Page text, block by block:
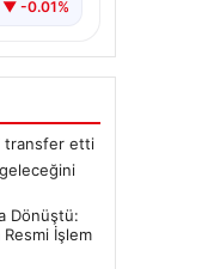
▼ -0.01%
transfer etti
Dönüştü:
İşlem